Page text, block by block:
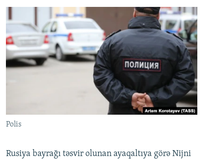
Polis
Rusiya bayrağı təsvir olunan ayaqaltıya görə Nijni